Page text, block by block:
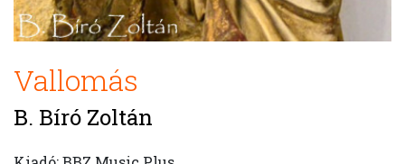
Vallomás
B. Bíró Zoltán